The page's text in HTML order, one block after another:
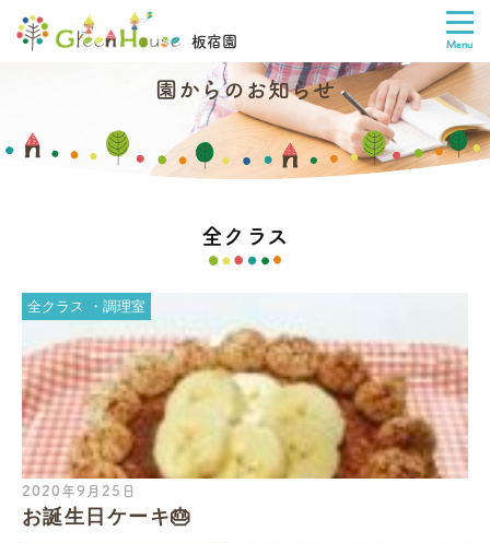
板宿園
園からのお知らせ
全クラス
全クラス 調理室
2020年9月25日
お誕生日ケーキ🎂